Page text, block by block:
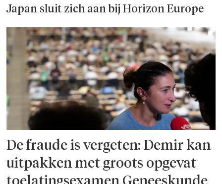
Japan sluit zich aan bij Horizon Europe
De fraude is vergeten: Demir kan
uitpakken met groots opgevat